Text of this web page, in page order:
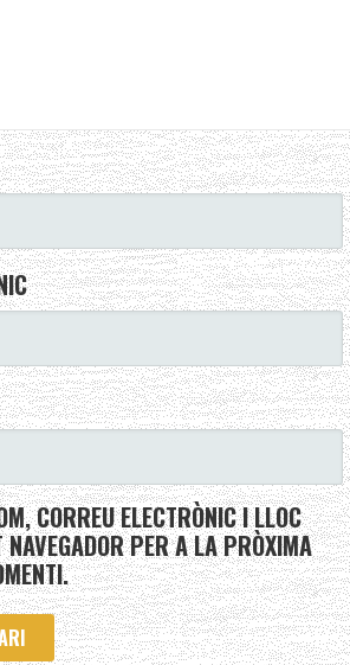
CORREU ELECTRÒNIC I LLOC
NAVEGADOR PER A LA PRÒXIMA